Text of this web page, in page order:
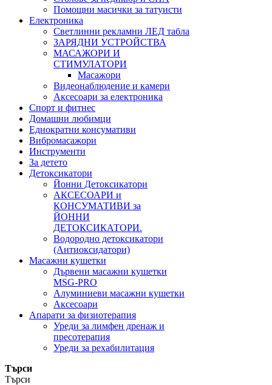
Помощни масички за татуисти
Електроника
Светлинни рекламни ЛЕД табла
ЗАРЯДНИ УСТРОЙСТВА
МАСАЖОРИ И
СТИМУЛАТОРИ
Масажори
Видеонаблюдение и камери
Аксесоари за електроника
Спорт и фитнес
Домашни любимци
Еднократни консумативи
Вибромасажори
Инструменти
За детето
Детоксикатори
Йонни Детоксикатори
АКСЕСОАРИ и
КОНСУМАТИВИ за
ЙОННИ
ДЕТОКСИКАТОРИ.
Водородно детоксикатори
(Антиоксидатори)
Масажни кушетки
Дървени масажни кушетки
MSG-PRO
Алуминиеви масажни кушетки
Аксесоари
Апарати за физиотерапия
Уреди за лимфен дренаж и
пресотерапия
Уреди за рехабилитация
Търси
Търси